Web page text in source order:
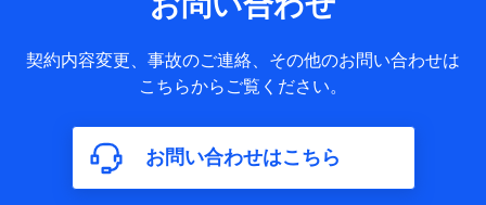
約に関する情報。例として、保険契約者及び被保険者の氏
名、住所、生年月日、性別、保険契約者と被保険者の関係、
保険加入の目的、保険商品の内容、保険料、保険料のお支払
年数などの情報、ペットの種類や年齢などの情報などが含ま
れます。
【共同して利用する者の範囲】
契約内容変更、事故のご連絡、その他のお問い合わせは
こちらからご覧ください。
お問い合わせはこちら